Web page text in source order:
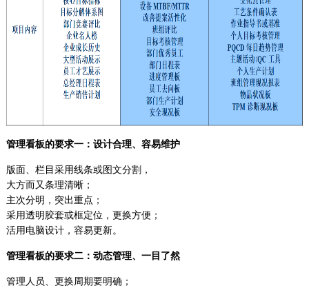
管理看板的要求一：设计合理、容易维护
版面、栏目采用线条或图文分割，
大方而又条理清晰；
主次分明，突出重点；
采用透明胶套或框定位，更换方便；
活用电脑设计，容易更新。
管理看板的要求二：动态管理、一目了然
管理人员、更换周期要明确；